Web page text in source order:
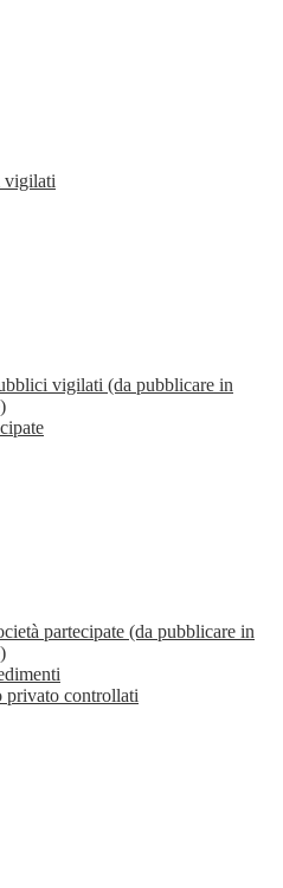
vigilati
vigilati (da pubblicare in
partecipate (da pubblicare in
controllati